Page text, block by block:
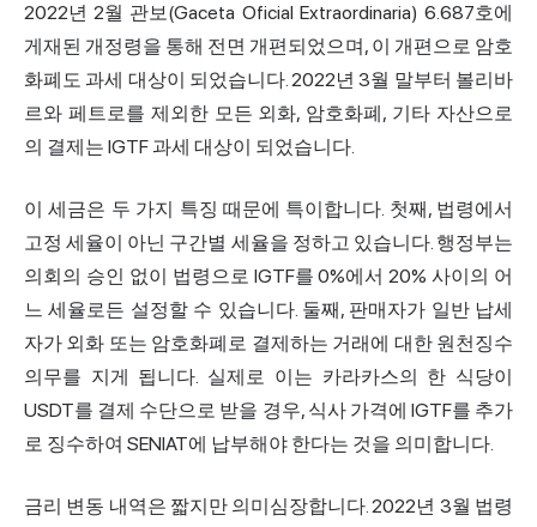
2022년 2월 관보(Gaceta Oficial Extraordinaria) 6.687호에
게재된 개정령을 통해 전면 개편되었으며, 이 개편으로 암호
화폐도 과세 대상이 되었습니다. 2022년 3월 말부터 볼리바
르와 페트로를 제외한 모든 외화, 암호화폐, 기타 자산으로
의 결제는 IGTF 과세 대상이 되었습니다.
이 세금은 두 가지 특징 때문에 특이합니다. 첫째, 법령에서
고정세율이 아닌 구간별 세율을 정하고 있습니다. 행정부는
의회의 승인 없이 법령으로 IGTF를 0%에서 20% 사이의 어
느 세율로든 설정할 수 있습니다. 둘째, 판매자가 일반 납세
자가 외화 또는 암호화폐로 결제하는 거래에 대한 원천징수
의무를 지게 됩니다. 실제로 이는 카라카스의 한 식당이
USDT를 결제 수단으로 받을 경우, 식사 가격에 IGTF를 추가
로 징수하여 SENIAT에 납부해야 한다는 것을 의미합니다.
금리 변동 내역은 짧지만 의미심장합니다. 2022년 3월 법령